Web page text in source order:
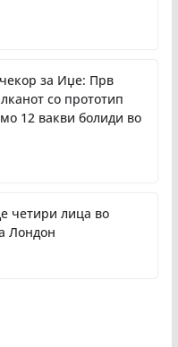
за Иџе: Прв
со прототип
12 вакви болиди во
четири лица во
Лондон